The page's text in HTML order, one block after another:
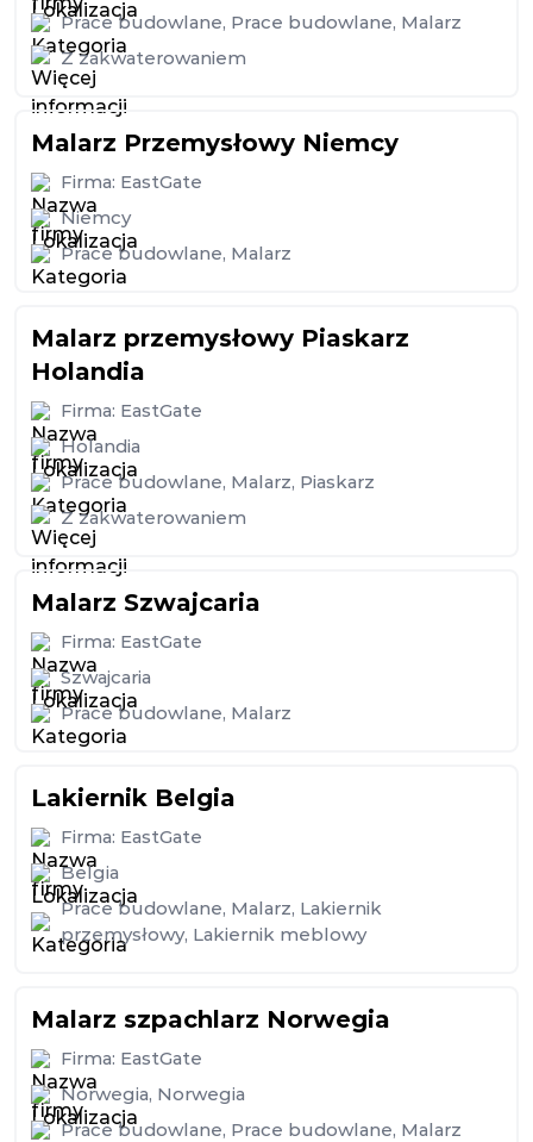
Prace budowlane, Prace budowlane, Malarz
Z zakwaterowaniem
Malarz Przemysłowy Niemcy
Firma: EastGate
Niemcy
Prace budowlane, Malarz
Malarz przemysłowy Piaskarz
Holandia
Firma: EastGate
Holandia
Prace budowlane, Malarz, Piaskarz
Z zakwaterowaniem
Malarz Szwajcaria
Firma: EastGate
Szwajcaria
Prace budowlane, Malarz
Lakiernik Belgia
Firma: EastGate
Belgia
Prace budowlane, Malarz, Lakiernik
przemysłowy, Lakiernik meblowy
Malarz szpachlarz Norwegia
Firma: EastGate
Norwegia, Norwegia
Prace budowlane, Prace budowlane, Malarz